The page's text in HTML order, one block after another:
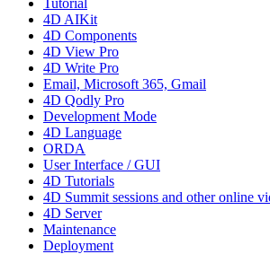
4D AIKit
4D Components
4D View Pro
4D Write Pro
Email, Microsoft 365, Gmail
4D Qodly Pro
Development Mode
4D Language
ORDA
User Interface / GUI
4D Tutorials
4D Summit sessions and other online
4D Server
Maintenance
Deployment